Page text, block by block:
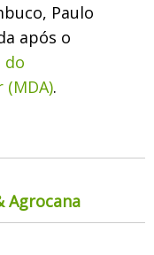
Paulo
após o
do
.
Agrocana